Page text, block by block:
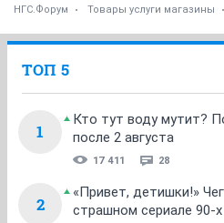
НГС.Форум Товары услуги магазины
ТОП 5
1
Кто тут воду мутит?
после 2 августа
17 411 28
2
«Привет, детишки!»
страшном сериале 90-х